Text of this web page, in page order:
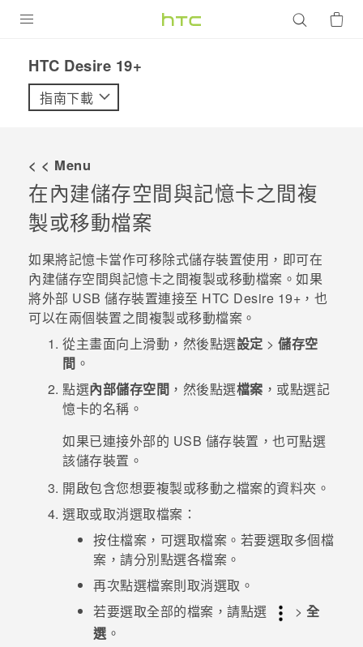
VIVE
配件
VIVERSE
優惠專區
焦點訊息
校園專案
企業採購
銷售門市
銷售通路
支援服務
VIVELAND
‎HTC Desire 19+‎‎
指南下載
< < Menu
在內建儲存空間與記憶卡之間複
製或移動檔案
如果將記憶卡當作可移除式儲存裝置使用，即可在
內建儲存空間與記憶卡之間複製或移動檔案。 如果
將外部 USB 儲存裝置連接至 HTC Desire 19+‍ ，也
可以在兩個裝置之間複製或移動檔案。
從主畫面向上滑動，然後點選設定 > 儲存空
間 。
點選內部儲存空間 ，然後點選檔案 ，或點選記
憶卡的名稱。
如果已連接外部的 USB 儲存裝置，也可點選
該儲存裝置。
開啟包含您想要複製或移動之檔案的資料夾。
選取或取消選取檔案：
按住檔案，可選取檔案。若要選取多個檔
案，請分別點選各檔案。
再次點選檔案則取消選取。
若要選取全部的檔案，請點選
> 全
選 。